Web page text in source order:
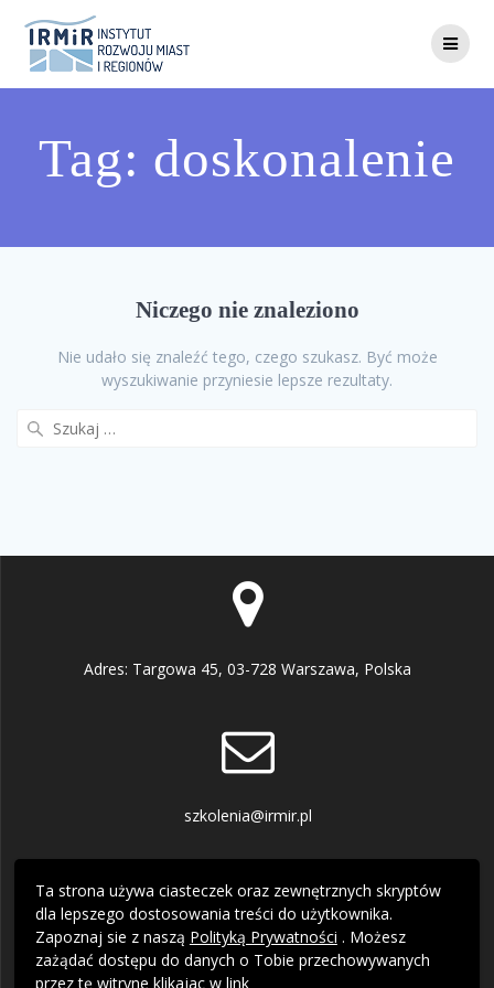
Ta strona używa ciasteczek oraz zewnętrznych skryptów
dla lepszego dostosowania treści do użytkownika.
Zapoznaj sie z naszą Polityką Prywatności . Możesz
zażądać dostępu do danych o Tobie przechowywanych
przez tę witryne klikajac w link
Tag: doskonalenie
Niczego nie znaleziono
Nie udało się znaleźć tego, czego szukasz. Być może
wyszukiwanie przyniesie lepsze rezultaty.
Adres: Targowa 45, 03-728 Warszawa, Polska
szkolenia@irmir.pl
+48 22 619 78 97 +48 510 158 150